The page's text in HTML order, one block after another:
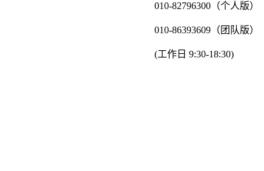
010-82796300（个人版）
010-86393609（团队版）
(工作日 9:30-18:30)